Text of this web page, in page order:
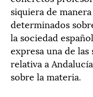
siquiera de
determinados
la sociedad
expresa una de
relativa a
sobre la materia.